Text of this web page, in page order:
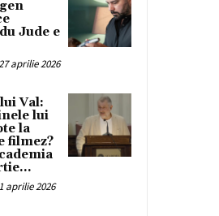
Jude e
aprilie 2026
Val:
lui
la
filmez?
1 aprilie 2026